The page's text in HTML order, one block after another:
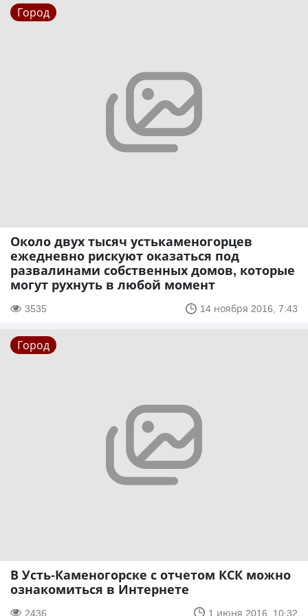
Город
Около двух тысяч устькаменогорцев
ежедневно рискуют оказаться под
развалинами собственных домов, которые
могут рухнуть в любой момент
3535 14 ноября 2016, 7:43
Город
В Усть-Каменогорске с отчетом КСК можно
ознакомиться в Интернете
2436 1 июня 2016, 10:32